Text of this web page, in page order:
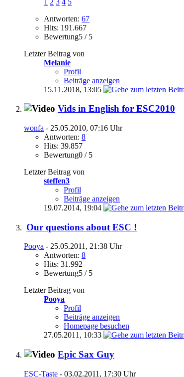
Antworten: 67
Hits: 191.667
Bewertung5 / 5
Letzter Beitrag von
Melanie
Profil
Beiträge anzeigen
15.11.2018, 13:05
Vids in English for ESC2010
wonfa - 25.05.2010, 07:16 Uhr
Antworten: 8
Hits: 39.857
Bewertung0 / 5
Letzter Beitrag von
steffen3
Profil
Beiträge anzeigen
19.07.2014, 19:04
Our questions about ESC !
Pooya - 25.05.2011, 21:38 Uhr
Antworten: 8
Hits: 31.992
Bewertung5 / 5
Letzter Beitrag von
Pooya
Profil
Beiträge anzeigen
Homepage besuchen
27.05.2011, 10:33
Epic Sax Guy
ESC-Taste - 03.02.2011, 17:30 Uhr